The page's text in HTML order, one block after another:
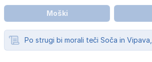
Moški
Po strugi bi morali teči Soča in